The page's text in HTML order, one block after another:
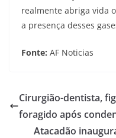
realmente abriga vida
a presença desses
Fonte: AF Noticias
Cirurgião-dentista,
foragido após
Atacadão